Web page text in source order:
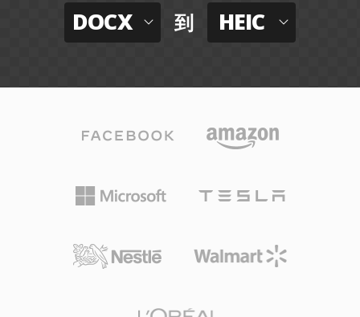
DOCX 到 HEIC